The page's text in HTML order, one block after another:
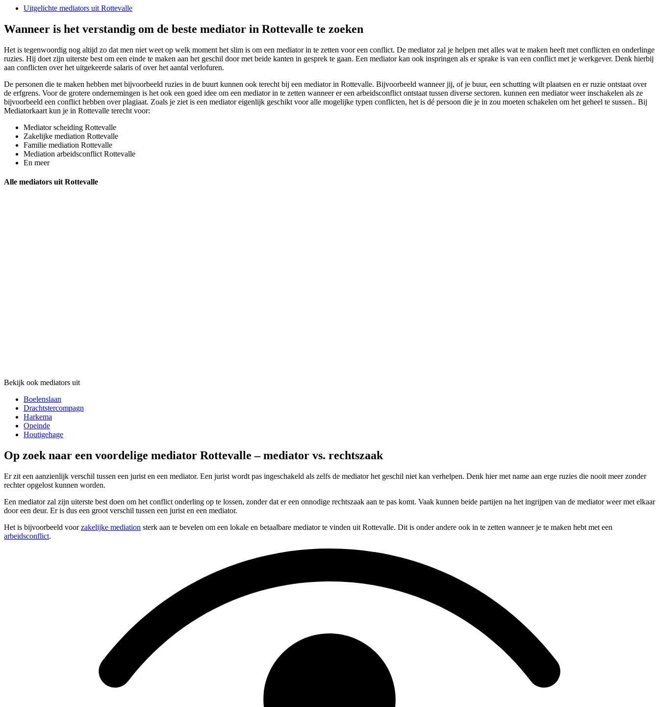
Uitgelichte mediators uit Rottevalle
Wanneer is het verstandig om de beste mediator in Rottevalle te zoeken
Het is tegenwoordig nog altijd zo dat men niet weet op welk moment het slim is om een mediator in te zetten voor een conflict. De mediator zal je helpen met alles wat te maken heeft met conflicten en onderlinge
ruzies. Hij doet zijn uiterste best om een einde te maken aan het geschil door met beide kanten in gesprek te gaan. Een mediator kan ook inspringen als er sprake is van een conflict met je werkgever. Denk hierbij
aan conflicten over het uitgekeerde salaris of over het aantal verlofuren.
De personen die te maken hebben met bijvoorbeeld ruzies in de buurt kunnen ook terecht bij een mediator in Rottevalle. Bijvoorbeeld wanneer jij, of je buur, een schutting wilt plaatsen en er ruzie ontstaat over
de erfgrens. Voor de grotere ondernemingen is het ook een goed idee om een mediator in te zetten wanneer er een arbeidsconflict ontstaat tussen diverse sectoren. kunnen een mediator weer inschakelen als ze
bijvoorbeeld een conflict hebben over plagiaat. Zoals je ziet is een mediator eigenlijk geschikt voor alle mogelijke typen conflicten, het is dé persoon die je in zou moeten schakelen om het geheel te sussen.. Bij
Mediatorkaart kun je in Rottevalle terecht voor:
Mediator scheiding Rottevalle
Zakelijke mediation Rottevalle
Familie mediation Rottevalle
Mediation arbeidsconflict Rottevalle
En meer
Alle mediators uit Rottevalle
Bekijk ook mediators uit
Boelenslaan
Drachtstercompagn
Harkema
Opeinde
Houtigehage
Op zoek naar een voordelige mediator Rottevalle – mediator vs. rechtszaak
Er zit een aanzienlijk verschil tussen een jurist en een mediator. Een jurist wordt pas ingeschakeld als zelfs de mediator het geschil niet kan verhelpen. Denk hier met name aan erge ruzies die nooit meer zonder
rechter opgelost kunnen worden.
Een mediator zal zijn uiterste best doen om het conflict onderling op te lossen, zonder dat er een onnodige rechtszaak aan te pas komt. Vaak kunnen beide partijen na het ingrijpen van de mediator weer met elkaar
door een deur. Er is dus een groot verschil tussen een jurist en een mediator.
Het is bijvoorbeeld voorzakelijke mediation sterk aan te bevelen om een lokale en betaalbare mediator te vinden uit Rottevalle. Dit is onder andere ook in te zetten wanneer je te maken hebt met een
arbeidsconflict.